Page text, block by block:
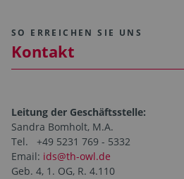
SO ERREICHEN SIE UNS
Kontakt
Leitung der Geschäftsstelle:
Sandra Bomholt, M.A.
Tel. +49 5231 769 - 5332
Email: ids@th-owl.de
Geb. 4, 1. OG, R. 4.110